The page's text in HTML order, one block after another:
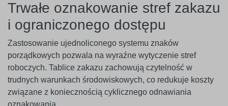
Trwałe oznakowanie stref zakazu
i ograniczonego dostępu
Zastosowanie ujednoliconego systemu znaków
porządkowych pozwala na wyraźne wytyczenie stref
roboczych. Tablice zakazu zachowują czytelność w
trudnych warunkach środowiskowych, co redukuje koszty
związane z koniecznością cyklicznego odnawiania